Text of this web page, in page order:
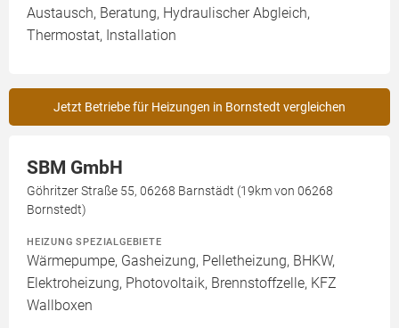
Austausch, Beratung, Hydraulischer Abgleich,
Thermostat, Installation
Jetzt Betriebe für Heizungen in Bornstedt vergleichen
SBM GmbH
Göhritzer Straße 55, 06268 Barnstädt (19km von 06268
Bornstedt)
HEIZUNG SPEZIALGEBIETE
Wärmepumpe, Gasheizung, Pelletheizung, BHKW,
Elektroheizung, Photovoltaik, Brennstoffzelle, KFZ
Wallboxen